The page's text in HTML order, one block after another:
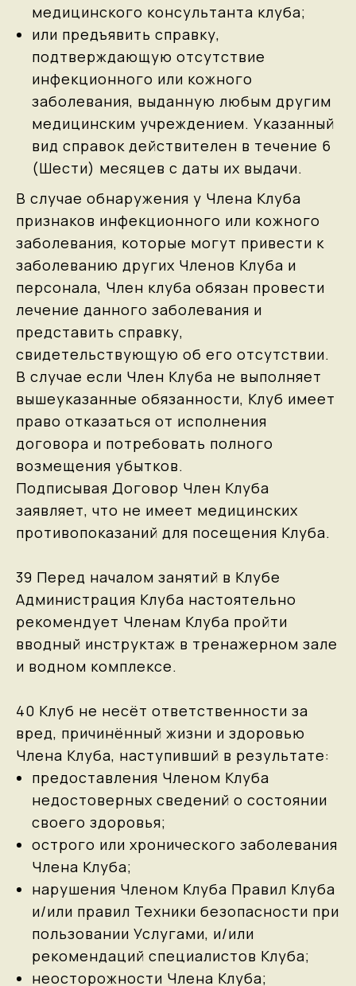
медицинского консультанта клуба;
или предъявить справку,
подтверждающую отсутствие
инфекционного или кожного
заболевания, выданную любым другим
медицинским учреждением. Указанный
вид справок действителен в течение 6
(Шести) месяцев с даты их выдачи.
В случае обнаружения у Члена Клуба
признаков инфекционного или кожного
заболевания, которые могут привести к
заболеванию других Членов Клуба и
персонала, Член клуба обязан провести
лечение данного заболевания и
представить справку,
свидетельствующую об его отсутствии.
В случае если Член Клуба не выполняет
вышеуказанные обязанности, Клуб имеет
право отказаться от исполнения
договора и потребовать полного
возмещения убытков.
Подписывая Договор Член Клуба
заявляет, что не имеет медицинских
противопоказаний для посещения Клуба.
39 Перед началом занятий в Клубе
Администрация Клуба настоятельно
рекомендует Членам Клуба пройти
вводный инструктаж в тренажерном зале
и водном комплексе.
40 Клуб не несёт ответственности за
вред, причинённый жизни и здоровью
Члена Клуба, наступивший в результате:
предоставления Членом Клуба
недостоверных сведений о состоянии
своего здоровья;
острого или хронического заболевания
Члена Клуба;
нарушения Членом Клуба Правил Клуба
и/или правил Техники безопасности при
пользовании Услугами, и/или
рекомендаций специалистов Клуба;
неосторожности Члена Клуба;